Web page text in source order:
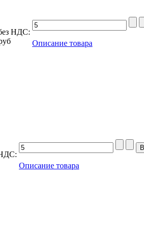
НДС:
Описание товара
Описание товара